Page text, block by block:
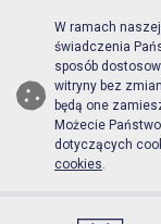
Biuletyn
Przejdź do menu
Przejdź do
W ramach
świadczenia
sposób
witryny bez
będą one
Możecie
dotyczących
cookies.